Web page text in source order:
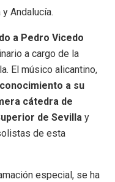
Andalucía.
a Pedro Vicedo
a cargo de la
El músico alicantino,
a su
cátedra de
de Sevilla y
de esta
especial, se ha